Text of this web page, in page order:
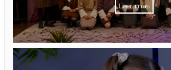
Leer más